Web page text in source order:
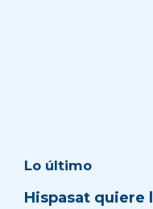
Lo último
Hispasat quiere